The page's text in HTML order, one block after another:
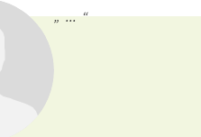
„ ... “